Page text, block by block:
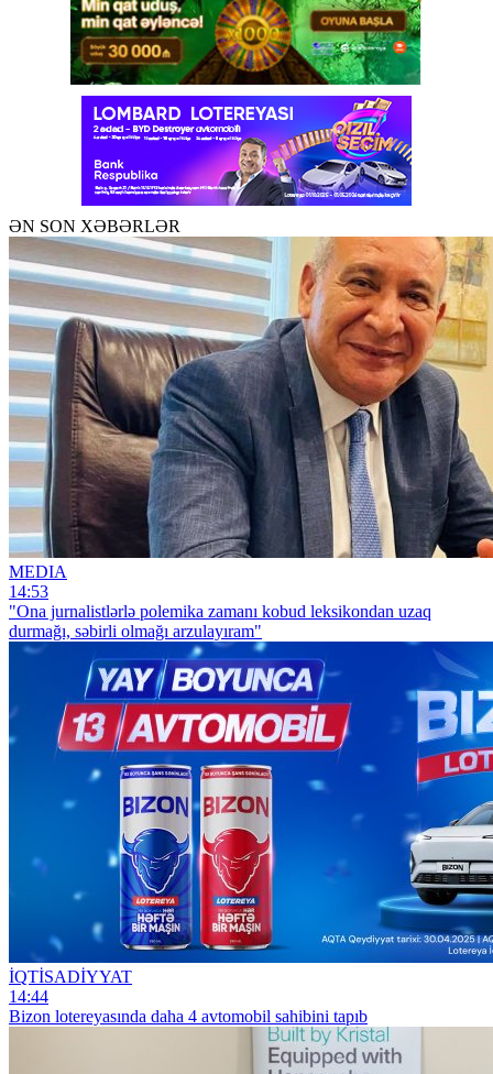
ƏN SON XƏBƏRLƏR
MEDIA
14:53
"Ona jurnalistlərlə polemika zamanı kobud leksikondan uzaq
durmağı, səbirli olmağı arzulayıram"
İQTİSADİYYAT
14:44
Bizon lotereyasında daha 4 avtomobil sahibini tapıb